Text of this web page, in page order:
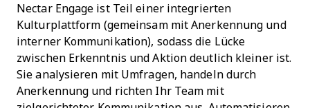
Nectar Engage ist Teil einer integrierten
Kulturplattform (gemeinsam mit Anerkennung und
interner Kommunikation), sodass die Lücke
zwischen Erkenntnis und Aktion deutlich kleiner ist.
Sie analysieren mit Umfragen, handeln durch
Anerkennung und richten Ihr Team mit